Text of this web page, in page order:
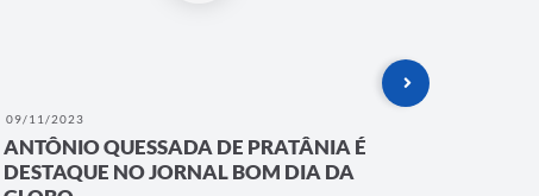
09/11/2023
ANTÔNIO QUESSADA DE PRATÂNIA É
DESTAQUE NO JORNAL BOM DIA DA